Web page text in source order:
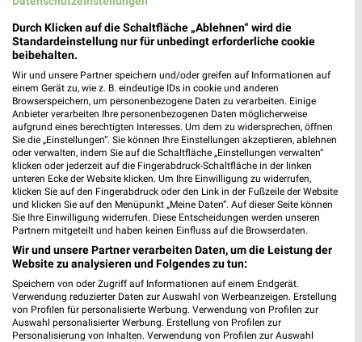
Kochlöffel Filialen & Öffnungszeiten für Bruchsal
KODi Prospekte & Aktionen für Karlsruhe
Krumbein Filialen & Öffnungszeiten für
Heppenheim
Kuntz Hören & Sehen Filialen & Öffnungszeiten
für Rheinzabern
KURZ-Elektro-Zentrum Filialen & Öffnungszeiten
Durch Klicken auf die Schaltfläche „Ablehnen“ wird die
Standardeinstellung nur für unbedingt erforderliche cookie
beibehalten.
Wir und unsere Partner speichern und/oder greifen auf Informationen auf
einem Gerät zu, wie z. B. eindeutige IDs in cookie und anderen
Browserspeichern, um personenbezogene Daten zu verarbeiten. Einige
Anbieter verarbeiten Ihre personenbezogenen Daten möglicherweise
aufgrund eines berechtigten Interesses. Um dem zu widersprechen, öffnen
Sie die „Einstellungen“. Sie können Ihre Einstellungen akzeptieren, ablehnen
oder verwalten, indem Sie auf die Schaltfläche „Einstellungen verwalten“
klicken oder jederzeit auf die Fingerabdruck-Schaltfläche in der linken
unteren Ecke der Website klicken. Um Ihre Einwilligung zu widerrufen,
klicken Sie auf den Fingerabdruck oder den Link in der Fußzeile der Website
und klicken Sie auf den Menüpunkt „Meine Daten“. Auf dieser Seite können
Sie Ihre Einwilligung widerrufen. Diese Entscheidungen werden unseren
Partnern mitgeteilt und haben keinen Einfluss auf die Browserdaten.
Wir und unsere Partner verarbeiten Daten, um die Leistung der
Website zu analysieren und Folgendes zu tun:
Speichern von oder Zugriff auf Informationen auf einem Endgerät.
Verwendung reduzierter Daten zur Auswahl von Werbeanzeigen. Erstellung
von Profilen für personalisierte Werbung. Verwendung von Profilen zur
Auswahl personalisierter Werbung. Erstellung von Profilen zur
Personalisierung von Inhalten. Verwendung von Profilen zur Auswahl